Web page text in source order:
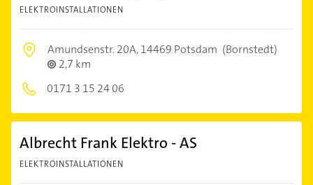
ELEKTROINSTALLATIONEN
Amundsenstr. 20A,14469 Potsdam (Bornstedt)
2,7 km
0171 3 15 24 06
Albrecht Frank Elektro - AS
ELEKTROINSTALLATIONEN